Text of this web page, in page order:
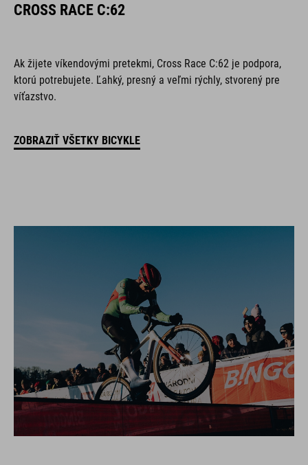
CROSS RACE C:62
Ak žijete víkendovými pretekmi, Cross Race C:62 je podpora,
ktorú potrebujete. Ľahký, presný a veľmi rýchly, stvorený pre
víťazstvo.
ZOBRAZIŤ VŠETKY BICYKLE